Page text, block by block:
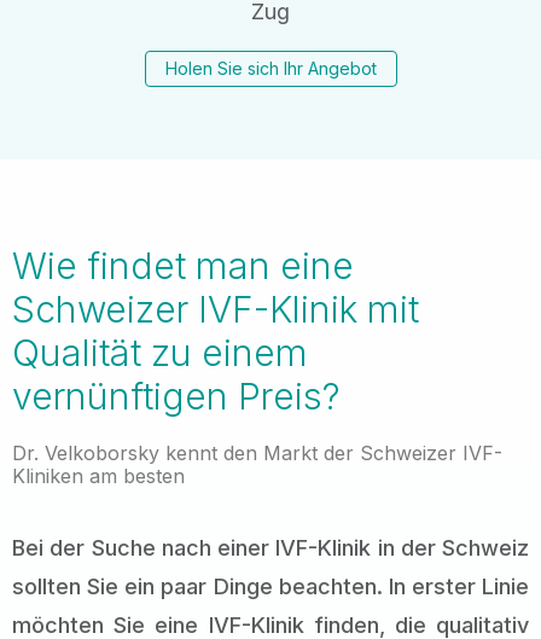
Zug
Holen Sie sich Ihr Angebot
Wie findet man eine
Schweizer IVF-Klinik mit
Qualität zu einem
vernünftigen Preis?
Dr. Velkoborsky kennt den Markt der Schweizer IVF-
Kliniken am besten
Bei der Suche nach einer IVF-Klinik in der Schweiz
sollten Sie ein paar Dinge beachten. In erster Linie
möchten Sie eine IVF-Klinik finden, die qualitativ